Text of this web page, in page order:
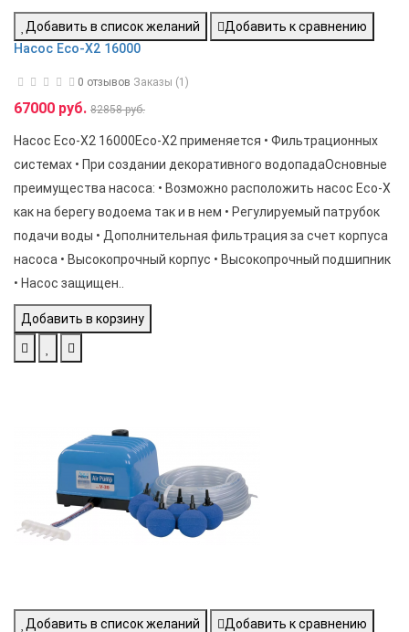
Добавить в список желаний
Добавить к сравнению
Насос Eco-X2 16000
0 отзывов Заказы (1)
67000 руб. 82858 руб.
Насос Eco-X2 16000Eco-X2 применяется • Фильтрационных
системах • При создании декоративного водопадаОсновные
преимущества насоса: • Возможно расположить насос Eco-X
как на берегу водоема так и в нем • Регулируемый патрубок
подачи воды • Дополнительная фильтрация за счет корпуса
насоса • Высокопрочный корпус • Высокопрочный подшипник
• Насос защищен..
Добавить в корзину
Добавить в список желаний
Добавить к сравнению